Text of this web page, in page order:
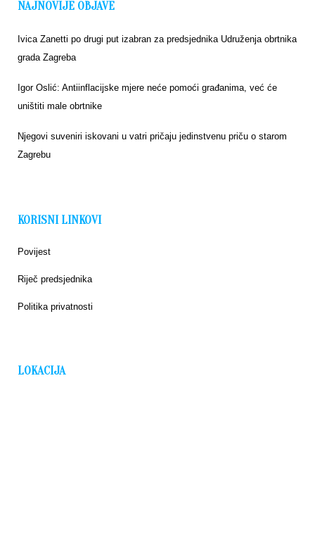
NAJNOVIJE OBJAVE
Ivica Zanetti po drugi put izabran za predsjednika Udruženja obrtnika
grada Zagreba
Igor Oslić: Antiinflacijske mjere neće pomoći građanima, već će
uništiti male obrtnike
Njegovi suveniri iskovani u vatri pričaju jedinstvenu priču o starom
Zagrebu
KORISNI LINKOVI
Povijest
Riječ predsjednika
Politika privatnosti
LOKACIJA